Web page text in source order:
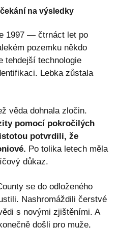
na výsledky
1997 — čtrnáct let po
pozemku někdo
tehdejší technologie
Lebka zůstala
věda dohnala zločin.
pomocí pokročilých
potvrdili, že
Po tolika letech měla
důkaz.
se do odloženého
Nashromáždili čerstvé
s novými zjištěními. A
došli pro muže,